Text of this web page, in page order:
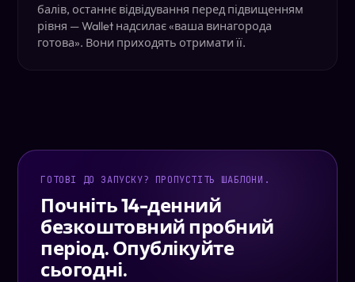
балів, останнє відвідування перед підвищенням
рівня — Wallet надсилає «ваша винагорода
готова». Вони приходять отримати її.
ГОТОВІ ДО ЗАПУСКУ? ПРОПУСТІТЬ ШАБЛОНИ.
Почніть 14-денний
безкоштовний пробний
період. Опублікуйте
сьогодні.